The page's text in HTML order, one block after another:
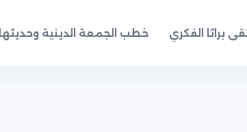
براثا الفكري خطب الجمعة الدينية وحديثها